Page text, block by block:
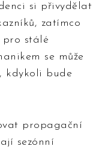
si přivydělat
zatímco
pro stálé
se může
kdykoli bude
propagační
sezónní